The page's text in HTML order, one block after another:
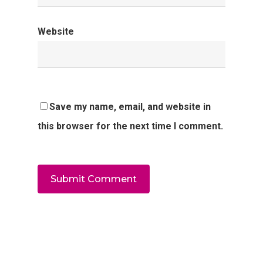
Website
Save my name, email, and website in
this browser for the next time I comment.